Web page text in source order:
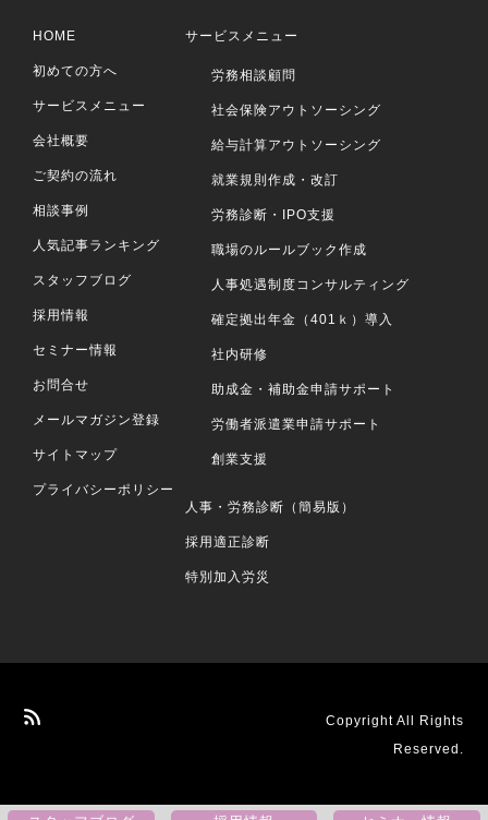
HOME
初めての方へ
サービスメニュー
会社概要
ご契約の流れ
相談事例
人気記事ランキング
スタッフブログ
採用情報
セミナー情報
お問合せ
メールマガジン登録
サイトマップ
プライバシーポリシー
サービスメニュー
労務相談顧問
社会保険アウトソーシング
給与計算アウトソーシング
就業規則作成・改訂
労務診断・IPO支援
職場のルールブック作成
人事処遇制度コンサルティング
確定拠出年金（401ｋ）導入
社内研修
助成金・補助金申請サポート
労働者派遣業申請サポート
創業支援
人事・労務診断（簡易版）
採用適正診断
特別加入労災
Copyright All Rights
Reserved.